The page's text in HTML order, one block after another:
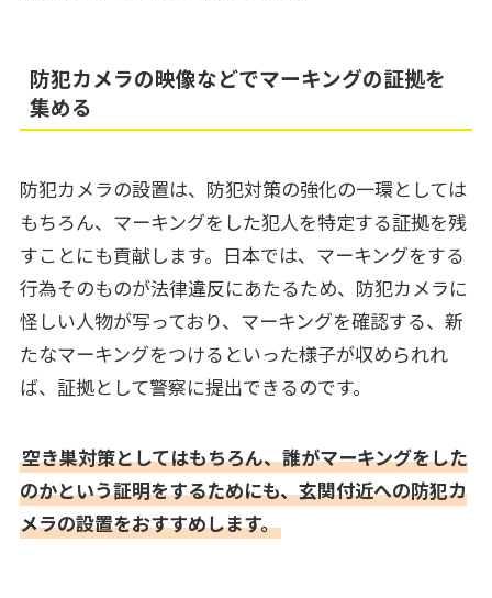
防犯カメラの映像などでマーキングの証拠を
集める
防犯カメラの設置は、防犯対策の強化の一環としては
もちろん、マーキングをした犯人を特定する証拠を残
すことにも貢献します。日本では、マーキングをする
行為そのものが法律違反にあたるため、防犯カメラに
怪しい人物が写っており、マーキングを確認する、新
たなマーキングをつけるといった様子が収められれ
ば、証拠として警察に提出できるのです。
空き巣対策としてはもちろん、誰がマーキングをした
のかという証明をするためにも、玄関付近への防犯カ
メラの設置をおすすめします。